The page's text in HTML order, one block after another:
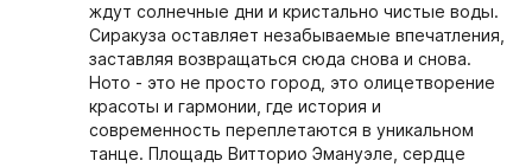
ждут солнечные дни и кристально чистые воды.
Сиракуза оставляет незабываемые впечатления,
заставляя возвращаться сюда снова и снова.
Ното - это не просто город, это олицетворение
красоты и гармонии, где история и
современность переплетаются в уникальном
танце. Площадь Витторио Эмануэле, сердце